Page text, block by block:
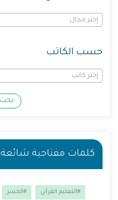
إختر مجال
حسب الكاتب
إختر كاتب
بحث
كلمات مفتاحية شائعة
#التعليم القرآني #الخسر